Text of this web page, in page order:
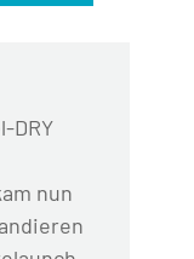
DRY
nun